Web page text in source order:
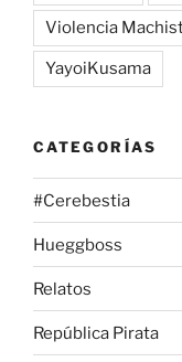
Violencia
YayoiKusama
CATEGORÍAS
#Cerebestia
Hueggboss
Relatos
República Pirata